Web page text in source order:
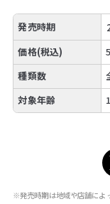
発売時期
価格(税込)
種類数
対象年齢
※発売時期は地域や店舗によ